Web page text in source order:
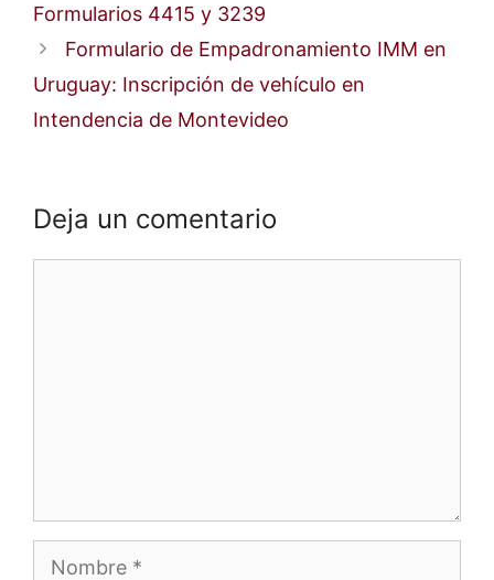
Formularios 4415 y 3239
Formulario de Empadronamiento IMM en
Uruguay: Inscripción de vehículo en
Intendencia de Montevideo
Deja un comentario